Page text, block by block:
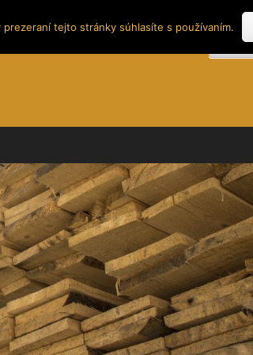
Search
for:
tejto stránky súhlasíte s používaním.